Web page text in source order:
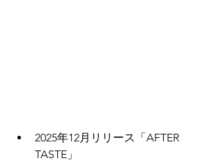
2025年12月リリース「AFTER
TASTE」